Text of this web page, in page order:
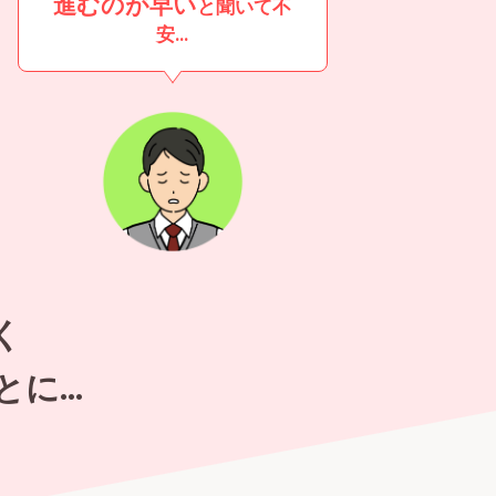
と聞いて不
安…
に…